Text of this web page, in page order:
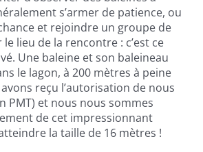
s’armer de patience, ou
et rejoindre un groupe de
lieu de la rencontre : c’est ce
Une baleine et son baleineau
le lagon, à 200 mètres à peine
reçu l’autorisation de nous
PMT) et nous nous sommes
de cet impressionnant
la taille de 16 mètres !